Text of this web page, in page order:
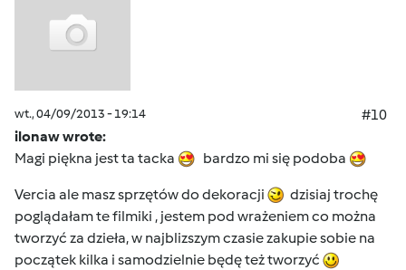
wt., 04/09/2013 - 19:14
#10
ilonaw wrote:
Magi piękna jest ta tacka
bardzo mi się podoba
Vercia ale masz sprzętów do dekoracji
dzisiaj trochę
poglądałam te filmiki , jestem pod wrażeniem co można
tworzyć za dzieła, w najblizszym czasie zakupie sobie na
początek kilka i samodzielnie będę też tworzyć